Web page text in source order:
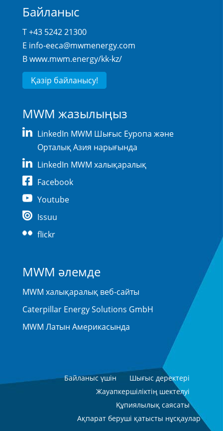
Байланыс
T +43 5242 21300
E info-eeca@mwmenergy.com
Вwww.mwm.energy/kk-kz/
Қазір байланысу!
MWM жазылыңыз
LinkedIn MWM Шығыс Еуропа және
Орталық Азия нарығында
LinkedIn MWM халықаралық
Facebook
Youtube
Issuu
flickr
MWM әлемде
MWM халықаралық веб-сайты
Caterpillar Energy Solutions GmbH
MWM Латын Америкасында
Байланыс үшін
Шығыс деректері
Жауапкершіліктің шектелуі
Құпиялылық саясаты
Ақпарат беруші қатысты нұсқаулар